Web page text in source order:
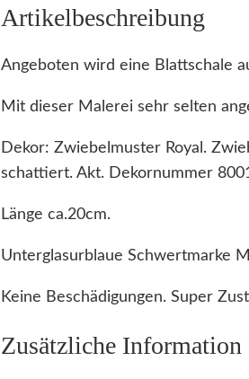
Artikelbeschreibung
Angeboten wird eine Blattschale
Mit dieser Malerei sehr selten
Dekor: Zwiebelmuster Royal.
schattiert. Akt. Dekornummer
Länge ca.20cm.
Unterglasurblaue Schwertmarke
Keine Beschädigungen. Super
Zusätzliche Information